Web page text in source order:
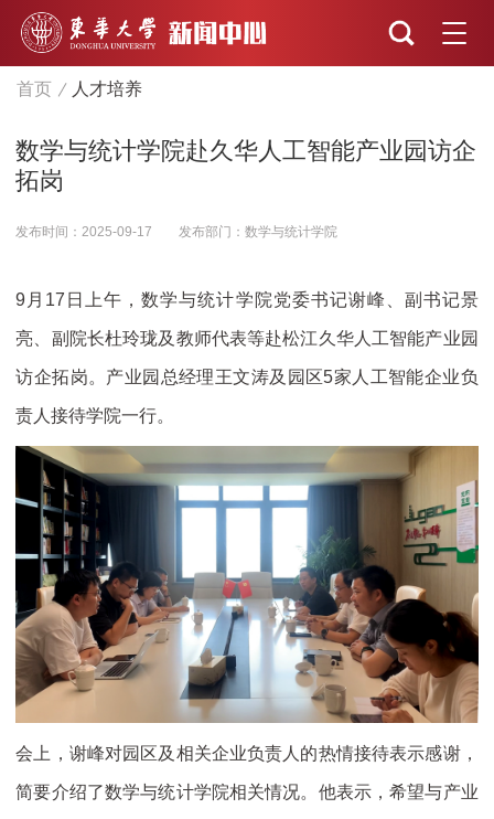
首页 人才培养
数学与统计学院赴久华人工智能产业园访企
拓岗
发布时间：2025-09-17 发布部门：数学与统计学院
9月17日上午，数学与统计学院党委书记谢峰、副书记景
亮、副院长杜玲珑及教师代表等赴松江久华人工智能产业园
访企拓岗。产业园总经理王文涛及园区5家人工智能企业负
责人接待学院一行。
会上，谢峰对园区及相关企业负责人的热情接待表示感谢，
简要介绍了数学与统计学院相关情况。他表示，希望与产业